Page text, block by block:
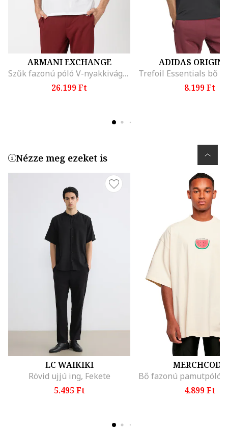
ARMANI EXCHANGE
Szűk fazonú póló V-nyakkivágással
26.199 Ft
ADIDAS
8.199 Ft
Nézze meg ezeket is
LC WAIKIKI
Rövid ujjú ing, Fekete
5.495 Ft
MERCHCODE
4.899 Ft